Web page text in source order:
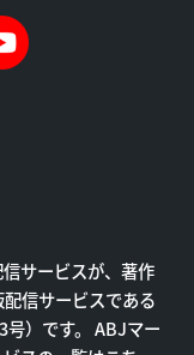
サービスが、著作
信サービスである
号）です。 ABJマー